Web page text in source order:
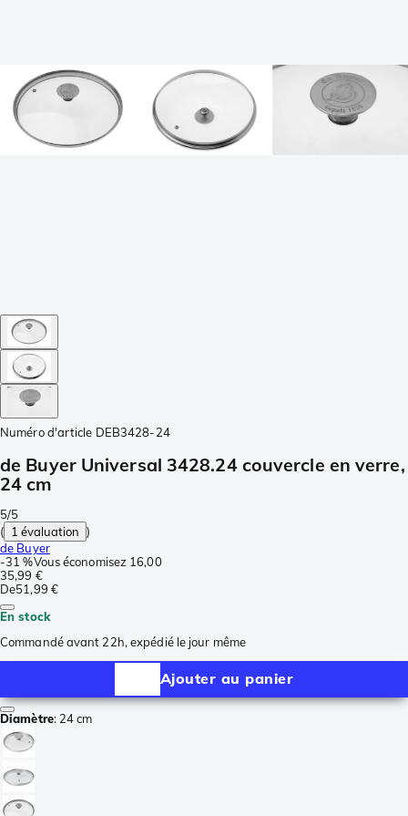
Numéro d'article DEB3428-24
de Buyer Universal 3428.24 couvercle en verre,
24 cm
5/5
( 1 évaluation )
de Buyer
-31 %Vous économisez 16,00
35,99 €
De51,99 €
En stock
Commandé avant 22h, expédié le jour même
Ajouter au panier
Diamètre: 24 cm